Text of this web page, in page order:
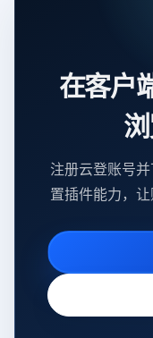
在客户
注册云登账号
置插件能力，